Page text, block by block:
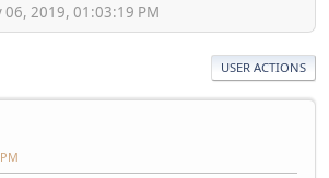
06, 2019, 01:03:19 PM
USER ACTIONS